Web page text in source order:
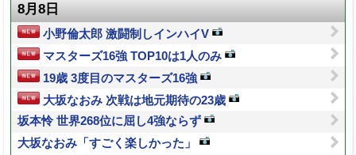
8月8日
小野倫太郎 激闘制しインハイV
マスターズ16強 TOP10は1人のみ
19歳 3度目のマスターズ16強
大坂なおみ 次戦は地元期待の23歳
坂本怜 世界268位に屈し4強ならず
大坂なおみ「すごく楽しかった」